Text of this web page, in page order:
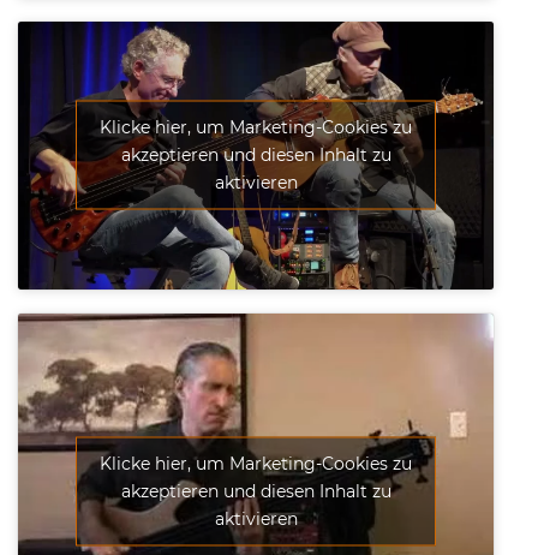
Klicke hier, um Marketing-Cookies zu
akzeptieren und diesen Inhalt zu
aktivieren
Klicke hier, um Marketing-Cookies zu
akzeptieren und diesen Inhalt zu
aktivieren